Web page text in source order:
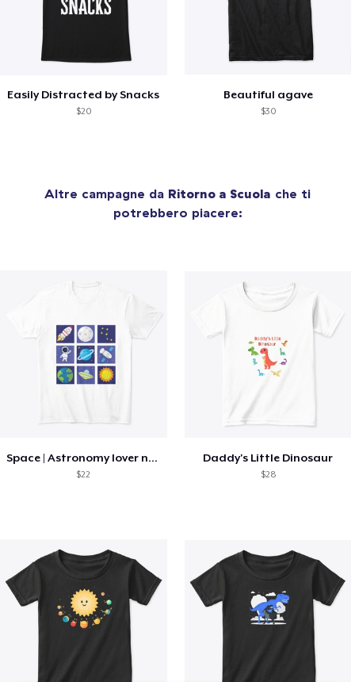
Easily Distracted by Snacks
$20
Beautiful agave
$30
Altre campagne da Ritorno a Scuola che ti
potrebbero piacere:
Space | Astronomy lover nice summer tee
$22
Daddy's Little Dinosaur
$28